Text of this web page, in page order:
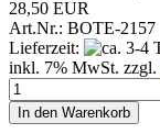
28,50 EUR
Art.Nr.: BOTE-2157
Lieferzeit:
inkl. 7% MwSt. zzgl.
In den Warenkorb